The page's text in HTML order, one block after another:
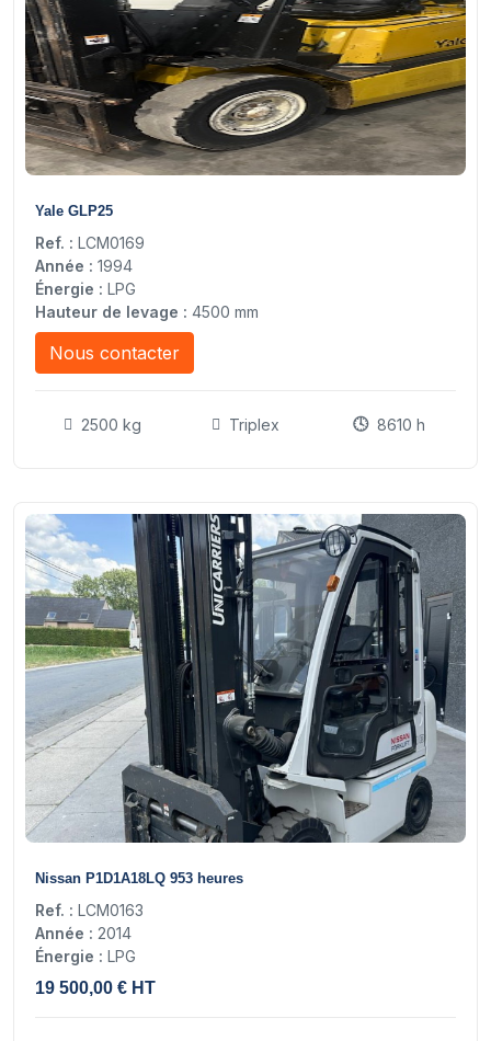
Yale GLP25
Ref. : LCM0169
Année : 1994
Énergie : LPG
Hauteur de levage : 4500 mm
Nous contacter
2500 kg Triplex 8610 h
Nissan P1D1A18LQ 953 heures
Ref. : LCM0163
Année : 2014
Énergie : LPG
19 500,00 € HT